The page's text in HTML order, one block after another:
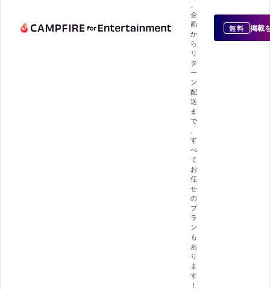
企
画
か
ら
リ
タ
ー
ン
配
送
ま
で
す
べ
て
お
任
せ
の
プ
ラ
ン
も
あ
り
ま
す
！
無料 掲載